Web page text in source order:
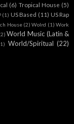
(6) Tropical House (5)
(1) US Based (11) US Rap
House (2) Wolrd (1) Work
World Music (Latin &
World/Spiritual (22)